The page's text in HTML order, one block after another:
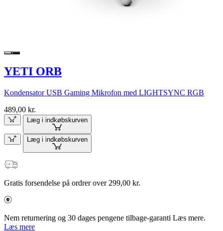
YETI ORB
Kondensator USB Gaming Mikrofon med LIGHTSYNC RGB
489,00 kr.
Læg i indkøbskurven
Læg i indkøbskurven
Gratis forsendelse på ordrer over 299,00 kr.
Nem returnering og 30 dages pengene tilbage-garanti Læs mere.
Læs mere